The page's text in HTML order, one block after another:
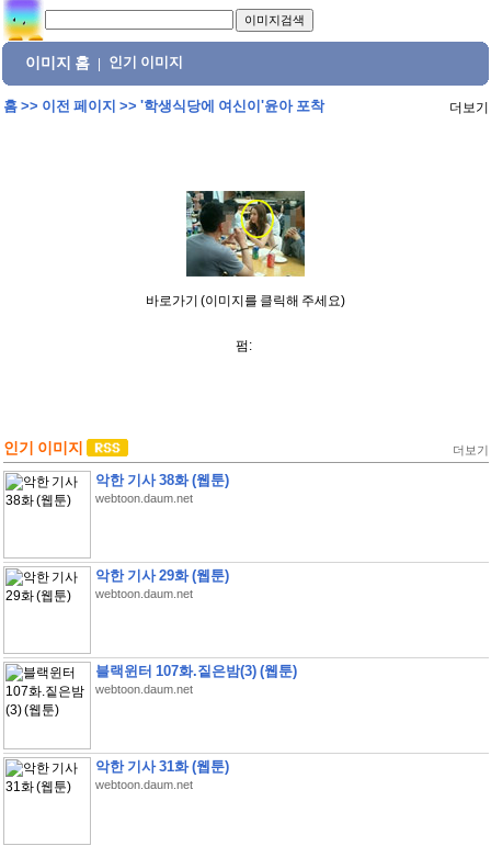
이미지 홈 인기 이미지
홈>> 이전 페이지 >> '학생식당에 여신이'윤아 포착 더보기
바로가기 (이미지를 클릭해 주세요)
펌:
인기 이미지 더보기
악한 기사 38화 (웹툰)
webtoon.daum.net
악한 기사 29화 (웹툰)
webtoon.daum.net
블랙윈터 107화.짙은밤(3) (웹툰)
webtoon.daum.net
악한 기사 31화 (웹툰)
webtoon.daum.net